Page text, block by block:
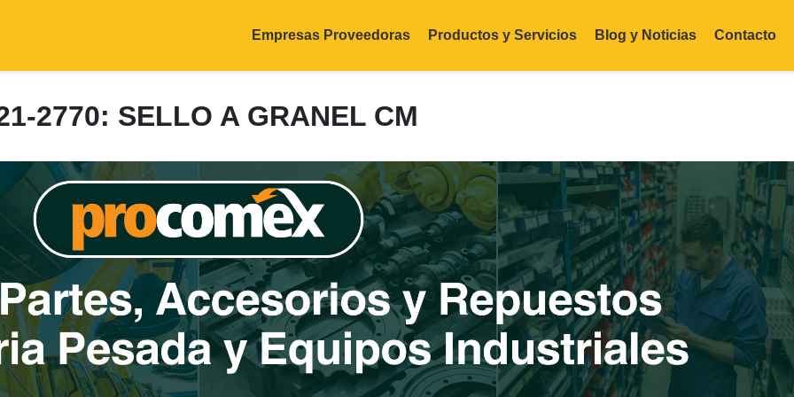
Empresas Proveedoras Productos y Servicios Blog y Noticias Contacto
2770: SELLO A GRANEL CM